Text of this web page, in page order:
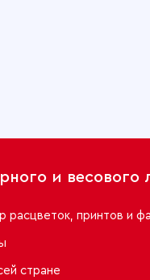
компанию на Ваш выбор
и весового
расцветок, принтов и
стране